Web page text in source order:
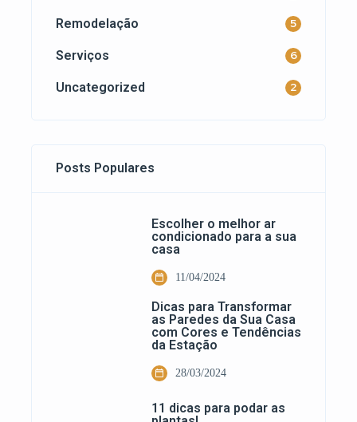
Remodelação 5
Serviços 6
Uncategorized 2
Posts Populares
Escolher o melhor ar
condicionado para a sua
casa
11/04/2024
Dicas para Transformar
as Paredes da Sua Casa
com Cores e Tendências
da Estação
28/03/2024
11 dicas para podar as